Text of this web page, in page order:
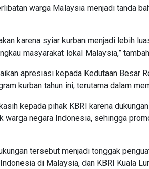
warga Malaysia menjadi tanda
karena syiar kurban menjadi lebih
masyarakat lokal Malaysia,”
apresiasi kepada Kedutaan Besar
kurban tahun ini, terutama dalam
kepada pihak KBRI karena
warga negara Indonesia, sehingga
tersebut menjadi tonggak
di Malaysia, dan KBRI Kuala